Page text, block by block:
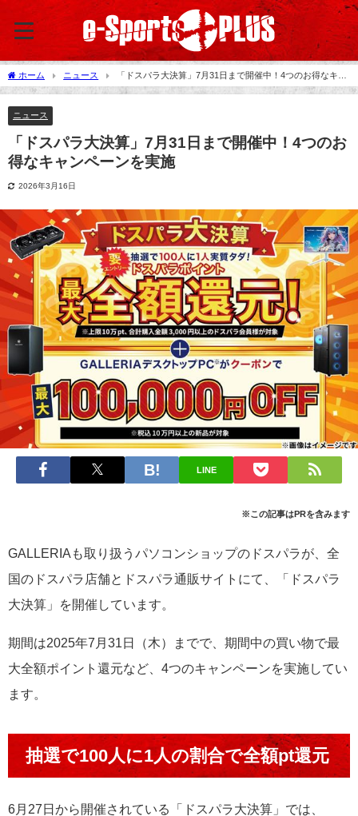
ホーム ニュース
「ドスパラ大決算」7月31日まで開催中！4つのお得なキャ
ンペーンを実施
ニュース
「ドスパラ大決算」7月31日まで開催中！4つのお
得なキャンペーンを実施
2026年3月16日
LINE
※この記事はPRを含みます
GALLERIAも取り扱うパソコンショップのドスパラが、全
国のドスパラ店舗とドスパラ通販サイトにて、「ドスパラ
大決算」を開催しています。
期間は2025年7月31日（木）までで、期間中の買い物で最
大全額ポイント還元など、4つのキャンペーンを実施してい
ます。
抽選で100人に1人の割合で全額pt還元
6月27日から開催されている「ドスパラ大決算」では、